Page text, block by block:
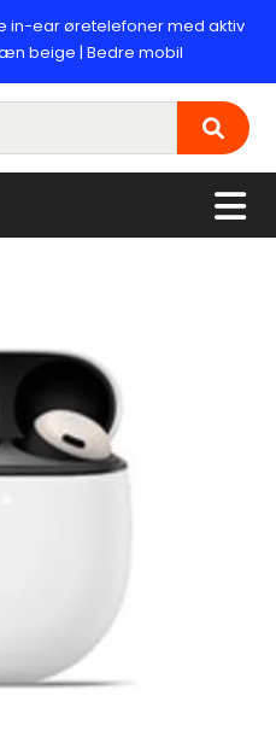
in-ear øretelefoner med aktiv
beige | Bedre mobil